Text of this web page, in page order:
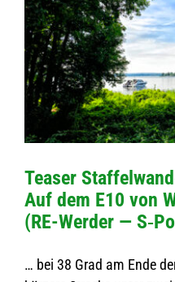
Teaser
Auf dem E10 von
(RE-Wer­­der —
… bei 38 Grad am Ende